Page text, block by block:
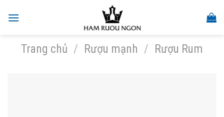
Trang chủ / Rượu mạnh / Rượu Rum